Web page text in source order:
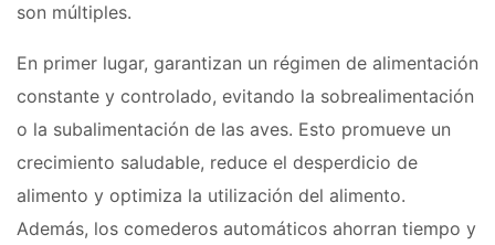
son múltiples.
En primer lugar, garantizan un régimen de alimentación
constante y controlado, evitando la sobrealimentación
o la subalimentación de las aves. Esto promueve un
crecimiento saludable, reduce el desperdicio de
alimento y optimiza la utilización del alimento.
Además, los comederos automáticos ahorran tiempo y